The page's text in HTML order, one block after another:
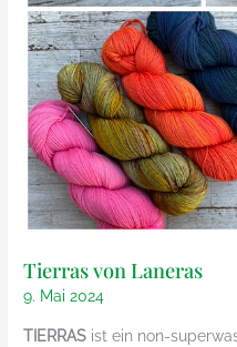
Tierras von Laneras
9. Mai 2024
TIERRAS ist ein non-